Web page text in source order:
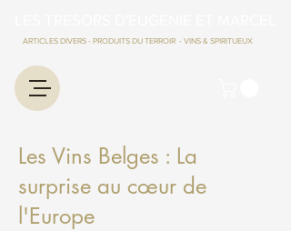
ARTICLES DIVERS - PRODUITS DU TERROIR - VINS & SPIRITUEUX
Les Vins Belges : La
surprise au cœur de
l'Europe